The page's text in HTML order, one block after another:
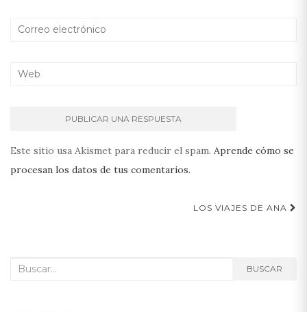
Este sitio usa Akismet para reducir el spam. Aprende cómo se
procesan los datos de tus comentarios.
LOS VIAJES DE ANA
Buscar: BUSCAR